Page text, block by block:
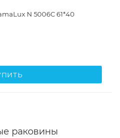
N 5006С 61*40
раковины